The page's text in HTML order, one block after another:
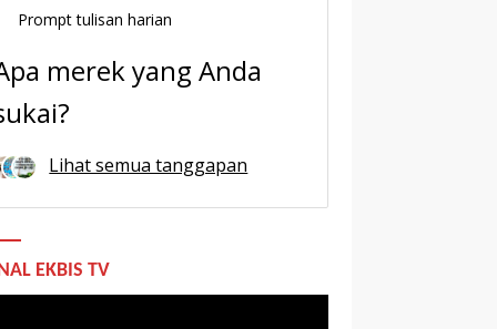
Prompt tulisan harian
merek yang Anda
Lihat semua tanggapan
EKBIS TV